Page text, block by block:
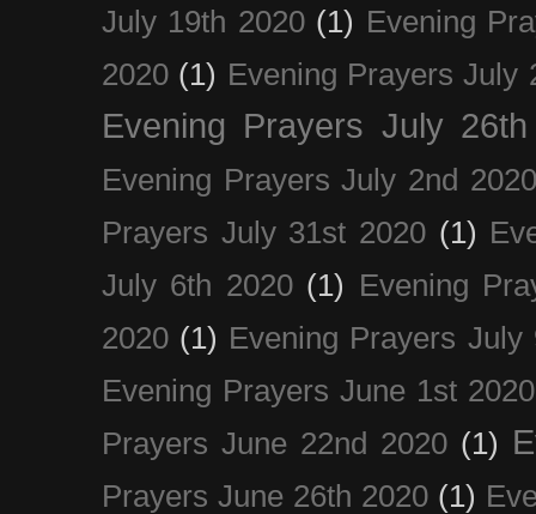
July 19th 2020 (1) Evening
2020 (1) Evening Prayers July
Evening Prayers July
Evening Prayers July 2nd 2020
Prayers July 31st 2020 (1)
July 6th 2020 (1) Evening
2020 (1) Evening Prayers July
Evening Prayers June 1st 2020
Prayers June 22nd 2020 (1)
Prayers June 26th 2020 (1)